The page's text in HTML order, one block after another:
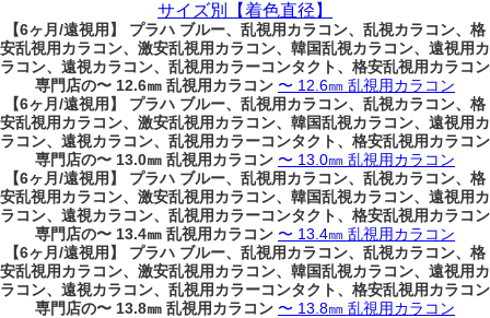
サイズ別【着色直径】
【6ヶ月/遠視用】 プラハ ブルー、乱視用カラコン、乱視カラコン、格
安乱視用カラコン、激安乱視用カラコン、韓国乱視カラコン、遠視用カ
ラコン、遠視カラコン、乱視用カラーコンタクト、格安乱視用カラコン
専門店の〜 12.6㎜ 乱視用カラコン 〜 12.6㎜ 乱視用カラコン
【6ヶ月/遠視用】 プラハ ブルー、乱視用カラコン、乱視カラコン、格
安乱視用カラコン、激安乱視用カラコン、韓国乱視カラコン、遠視用カ
ラコン、遠視カラコン、乱視用カラーコンタクト、格安乱視用カラコン
専門店の〜 13.0㎜ 乱視用カラコン 〜 13.0㎜ 乱視用カラコン
【6ヶ月/遠視用】 プラハ ブルー、乱視用カラコン、乱視カラコン、格
安乱視用カラコン、激安乱視用カラコン、韓国乱視カラコン、遠視用カ
ラコン、遠視カラコン、乱視用カラーコンタクト、格安乱視用カラコン
専門店の〜 13.4㎜ 乱視用カラコン 〜 13.4㎜ 乱視用カラコン
【6ヶ月/遠視用】 プラハ ブルー、乱視用カラコン、乱視カラコン、格
安乱視用カラコン、激安乱視用カラコン、韓国乱視カラコン、遠視用カ
ラコン、遠視カラコン、乱視用カラーコンタクト、格安乱視用カラコン
専門店の〜 13.8㎜ 乱視用カラコン 〜 13.8㎜ 乱視用カラコン